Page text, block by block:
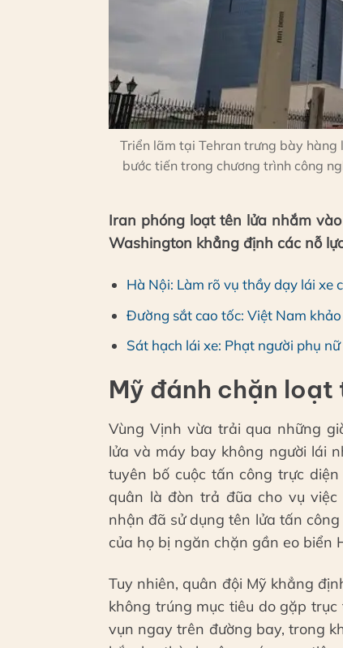
Triển lãm tại Tehran trưng bày hàng
bước tiến trong chương trình công
Iran phóng loạt tên lửa nhắm
Washington khẳng định các nỗ
Hà Nội: Làm rõ vụ thầy dạy lái xe
Đường sắt cao tốc: Việt Nam
Sát hạch lái xe: Phạt người phụ
Mỹ đánh chặn loạt
Vùng Vịnh vừa trải qua những
lửa và máy bay không người lái
tuyên bố cuộc tấn công trực
quân là đòn trả đũa cho vụ
nhận đã sử dụng tên lửa tấn
của họ bị ngăn chặn gần eo biển
Tuy nhiên, quân đội Mỹ khẳng
không trúng mục tiêu do gặp
vụn ngay trên đường bay, trong